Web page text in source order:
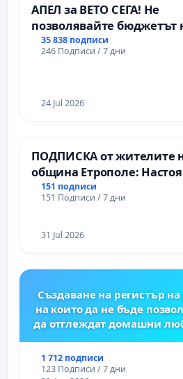
АПЕЛ за ВЕТО СЕГА! Не
позволявайте бюджетът
Радев да открадне парите
правата ни в тъмното
35 838 подписи
246 Подписи / 7 дни
24 Jul 2026
ПОДПИСКА от жителите
община Етрополе:
за ясни гаранции от
МЕД” АД и от държавата,
екологични норми!
151 подписи
151 Подписи / 7 дни
31 Jul 2026
Създаване на регистър
на които да не бъде
да отглеждат домашни
1 712 подписи
123 Подписи / 7 дни